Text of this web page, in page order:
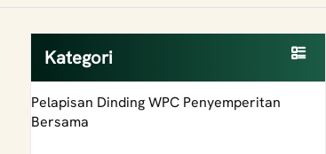
Kategori
Pelapisan Dinding WPC Penyemperitan
Bersama